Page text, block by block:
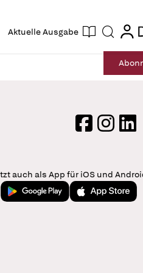
Aktuelle Ausgabe Suche
login
Abo
FacebookInstagram
auch als App für iOS und
Jetzt bei Google PlayLaden im App